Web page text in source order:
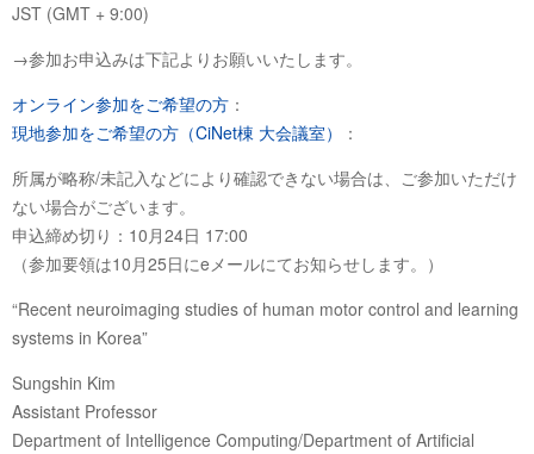
JST (GMT + 9:00)
→参加お申込みは下記よりお願いいたします。
オンライン参加をご希望の方：
現地参加をご希望の方（CiNet棟 大会議室）
：
所属が略称/未記入などにより確認できない場合は、ご参加いただけ
ない場合がございます。
申込締め切り：10月24日 17:00
（参加要領は10月25日にeメールにてお知らせします。）
“Recent neuroimaging studies of human motor control and learning
systems in Korea”
Sungshin Kim
Assistant Professor
Department of Intelligence Computing/Department of Artificial